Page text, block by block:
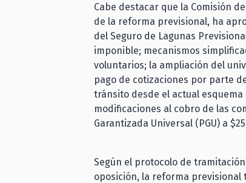
Cabe destacar que la Comisión
de la reforma previsional, ha
del Seguro de Lagunas
imponible; mecanismos
voluntarios; la ampliación del
pago de cotizaciones por parte
tránsito desde el actual
modificaciones al cobro de las
Garantizada Universal (PGU) a
Según el protocolo de
oposición, la reforma previsional